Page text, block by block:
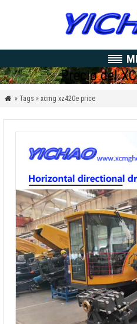
Precio del
 » Tags » xcmg xz420e price